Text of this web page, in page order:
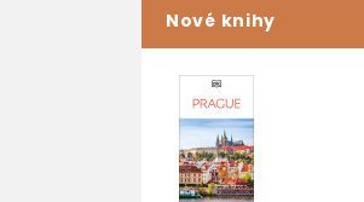
Nové knihy